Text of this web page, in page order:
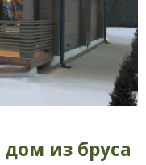
дом из бруса